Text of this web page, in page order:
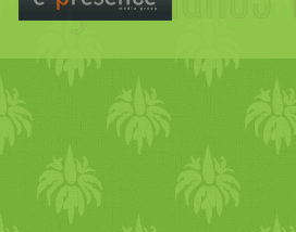
orrdugulást, illó
anyagot.
rekedtséget.
torok- és